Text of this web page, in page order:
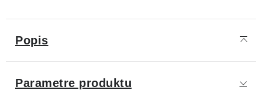
Popis
Parametre produktu